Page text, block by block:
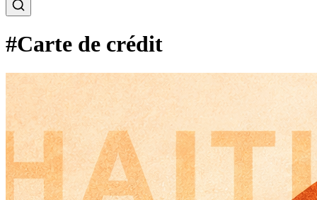
#Carte de crédit